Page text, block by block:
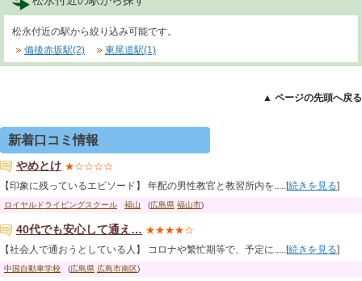
松永付近の駅から絞り込み可能です。
備後赤坂駅(2)
東尾道駅(1)
▲ ページの先頭へ戻る
新着口コミ情報
やめとけ ★☆☆☆☆
【印象に残っているエピソード】 年配の男性教官と教習所内を.....[続きを見る]
ロイヤルドライビングスクール 福山 (広島県 福山市)
40代でも安心して通え… ★★★★☆
【社会人で通おうとしている人】 コロナや繁忙期等で、予定に.....[続きを見る]
中国自動車学校 (広島県 広島市南区)